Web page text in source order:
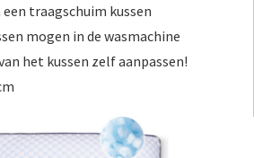
traagschuim kussen
mogen in de wasmachine
het kussen zelf aanpassen!